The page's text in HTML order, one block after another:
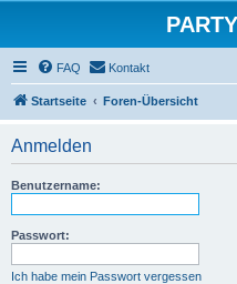
FAQ Kontakt
Startseite Foren-Übersicht
Anmelden
Benutzername:
Passwort:
Ich habe mein Passwort vergessen